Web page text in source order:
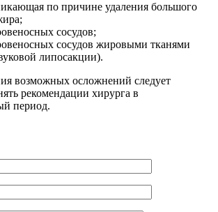
по причине удаления большого
сосудов;
сосудов жировыми тканями
липосакции).
возможных осложнений следует
рекомендации хирурга в
период.